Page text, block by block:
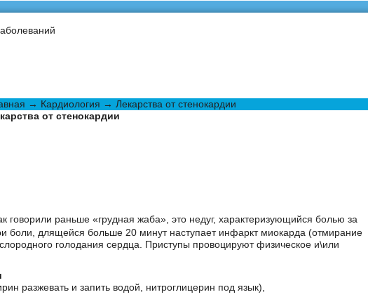
→ Кардиология → Лекарства от стенокардии
от стенокардии
говорили раньше «грудная жаба», это недуг, характеризующийся болью за
боли, длящейся больше 20 минут наступает инфаркт миокарда (отмирание
голодания сердца. Приступы провоцируют физическое и\или
разжевать и запить водой, нитроглицерин под язык),